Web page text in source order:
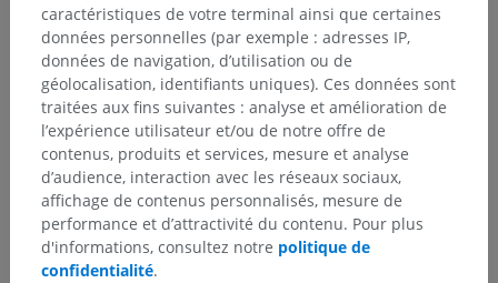
Anatomie comparée chez l’animal
Traductions
Vous avez vu une erreur ?
caractéristiques de votre terminal ainsi que certaines
données personnelles (par exemple : adresses IP,
données de navigation, d’utilisation ou de
géolocalisation, identifiants uniques). Ces données sont
traitées aux fins suivantes : analyse et amélioration de
l’expérience utilisateur et/ou de notre offre de
contenus, produits et services, mesure et analyse
d’audience, interaction avec les réseaux sociaux,
affichage de contenus personnalisés, mesure de
performance et d’attractivité du contenu. Pour plus
d'informations, consultez notre politique de
confidentialité.